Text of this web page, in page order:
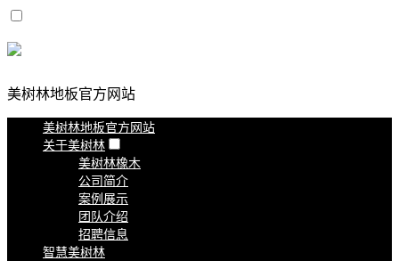
美树林地板官方网站
美树林地板官方网站
关于美树林
美树林橡木
公司简介
案例展示
团队介绍
招聘信息
智慧美树林